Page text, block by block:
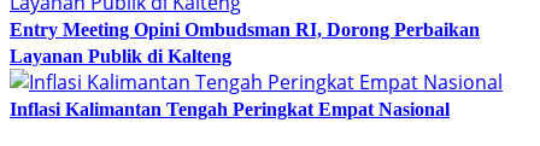
Entry Meeting Opini Ombudsman RI, Dorong Perbaikan
Layanan Publik di Kalteng
Inflasi Kalimantan Tengah Peringkat Empat Nasional